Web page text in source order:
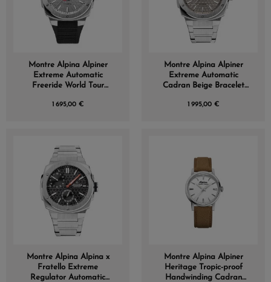
Montre Alpina Alpiner
Extreme Automatic
Freeride World Tour
1 695,00 €
Montre Alpina Alpiner
Extreme Automatic
Cadran Beige Bracelet
1 995,00 €
Montre Alpina Alpina x
Fratello Extreme
Regulator Automatic
Montre Alpina Alpiner
Heritage Tropic-proof
Handwinding Cadran